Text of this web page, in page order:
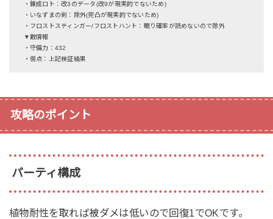
・錬成ロト：改3のデータ(改9が現実的でないため)
・いなずまの剣：除外(完凸が現実的でないため)
・フロストスティンガー/フロストハント：眠り確率が読めないので除外
▼敵情報
・守備力：432
・弱点：上記検証結果
攻略のポイント
パーティ構成
植物耐性を取れば被ダメは低いので回復1でOKです。